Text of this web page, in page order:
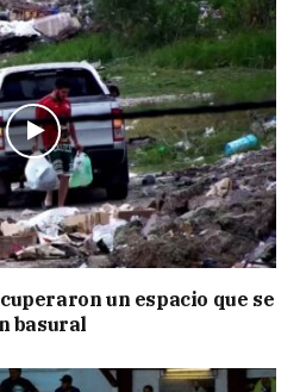
un espacio que se
basural